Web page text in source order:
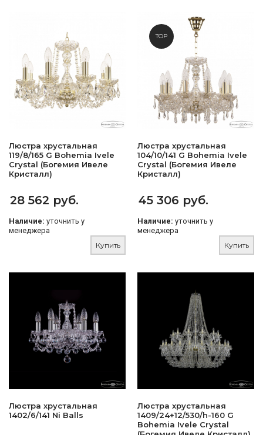
Люстра хрустальная
119/8/165 G Bohemia Ivele
Crystal (Богемия Ивеле
Кристалл)
28 562 руб.
Наличие: уточнить у
менеджера
Купить
TOP
Люстра хрустальная
104/10/141 G Bohemia Ivele
Crystal (Богемия Ивеле
Кристалл)
45 306 руб.
Наличие: уточнить у
менеджера
Купить
Люстра хрустальная
1402/6/141 Ni Balls
Люстра хрустальная
1409/24+12/530/h-160 G
Bohemia Ivele Crystal